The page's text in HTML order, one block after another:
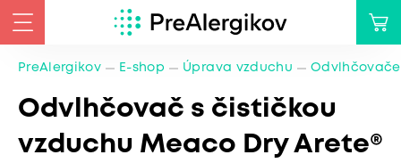
PreAlergikov E-shop Úprava vzduchu
Odvlhčovač s čističkou
vzduchu Meaco Dry Arete®